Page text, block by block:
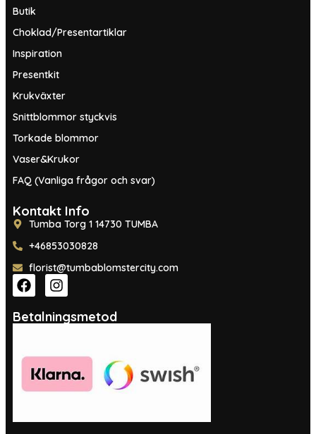
Butik
Choklad/Presentartiklar
Inspiration
Presentkit
Krukväxter
Snittblommor styckvis
Torkade blommor
Vaser&Krukor
FAQ (Vanliga frågor och svar)
Kontakt Info
Tumba Torg 1 14730 TUMBA
+46853030828
florist@tumbablomstercity.com
Betalningsmetod